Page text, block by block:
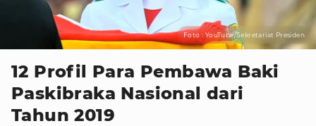
Foto : YouTube/Sekretariat Presiden
12 Profil Para Pembawa Baki
Paskibraka Nasional dari
Tahun 2019